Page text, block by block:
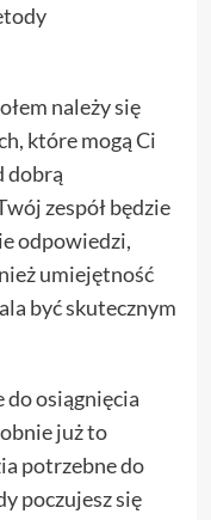
należy się
które mogą Ci
dobrą
zespół będzie
odpowiedzi,
umiejętność
być skutecznym
do osiągnięcia
już to
potrzebne do
poczujesz się